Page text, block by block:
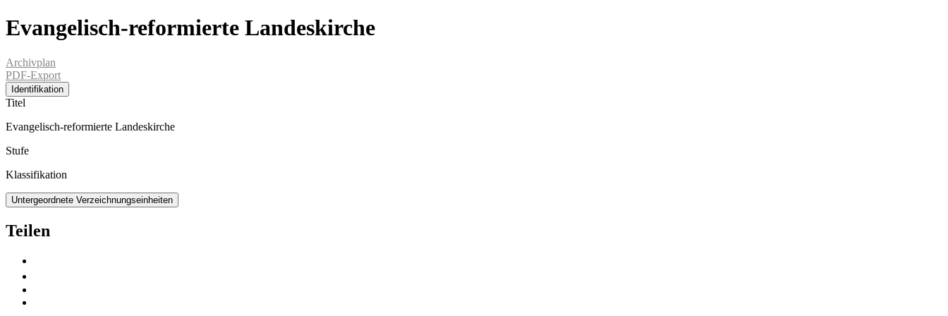
Evangelisch-reformierte Landeskirche
Archivplan
PDF-Export
Identifikation
Titel
Evangelisch-reformierte Landeskirche
Stufe
Klassifikation
Untergeordnete Verzeichnungseinheiten
Teilen